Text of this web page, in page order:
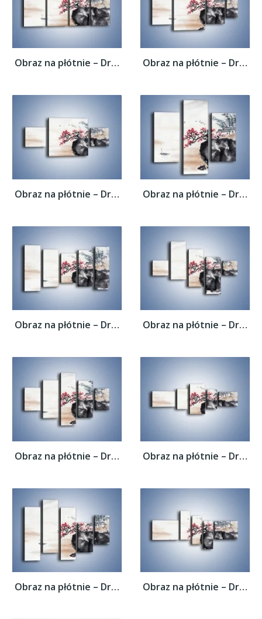
Obraz na płótnie – Drzewo pełne nadziei –... Obraz na płótnie – Drzewo pełne nadziei –...
Obraz na płótnie – Drzewo pełne nadziei –... Obraz na płótnie – Drzewo pełne nadziei –...
Obraz na płótnie – Drzewo pełne nadziei –... Obraz na płótnie – Drzewo pełne nadziei –...
Obraz na płótnie – Drzewo pełne nadziei –... Obraz na płótnie – Drzewo pełne nadziei –...
Obraz na płótnie – Drzewo pełne nadziei –... Obraz na płótnie – Drzewo pełne nadziei –...